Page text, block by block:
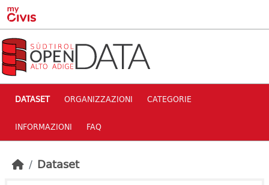
Skip to main content
DATASET ORGANIZZAZIONI CATEGORIE
INFORMAZIONI FAQ
Dataset